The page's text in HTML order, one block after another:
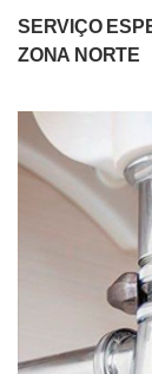
SERVIÇO
ZONA NORTE